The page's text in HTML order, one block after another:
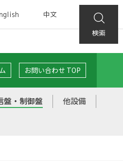
中文
検索
お問い合わせ TOP
盤・制御盤
他設備